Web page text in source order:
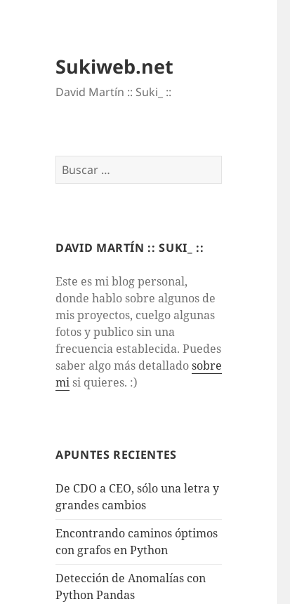
Sukiweb.net
David Martí­n :: Suki_ ::
Buscar:
DAVID MARTÍN :: SUKI_ ::
Este es mi blog personal,
donde hablo sobre algunos de
mis proyectos, cuelgo algunas
fotos y publico sin una
frecuencia establecida. Puedes
saber algo más detalladosobre
misi quieres. :)
APUNTES RECIENTES
De CDO a CEO, sólo una letra y
grandes cambios
Encontrando caminos óptimos
con grafos en Python
Detección de Anomalías con
Python Pandas